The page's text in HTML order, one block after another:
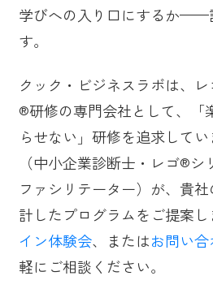
学びへの入り口にするか——
す。
クック・ビジネスラボは、
®研修の専門会社として、「
らせない」研修を追求して
（中小企業診断士・レゴ®
ファシリテーター）が、貴
計したプログラムをご提案
イン体験会、またはお問い
軽にご相談ください。